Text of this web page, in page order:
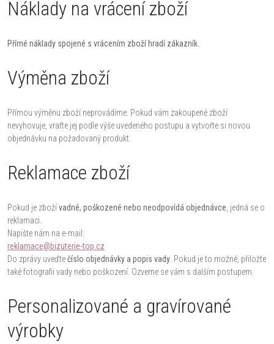
Náklady na vrácení zboží
Přímé náklady spojené s vrácením zboží hradí zákazník.
Výměna zboží
Přímou výměnu zboží neprovádíme. Pokud vám zakoupené zboží
nevyhovuje, vraťte jej podle výše uvedeného postupu a vytvořte si novou
objednávku na požadovaný produkt.
Reklamace zboží
Pokud je zbožívadné, poškozené nebo neodpovídá objednávce, jedná se o
reklamaci.
Napište nám na e-mail:
reklamace@bizuterie-top.cz
Do zprávy uveďtečíslo objednávky a popis vady. Pokud je to možné, přiložte
také fotografii vady nebo poškození. Ozveme se vám s dalším postupem.
Personalizované a gravírované
výrobky